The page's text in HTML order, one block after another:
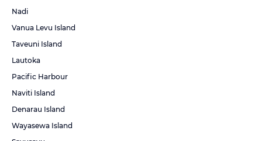
Nadi
Vanua Levu Island
Taveuni Island
Lautoka
Pacific Harbour
Naviti Island
Denarau Island
Wayasewa Island